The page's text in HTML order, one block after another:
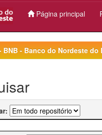
Página principal
BNB - Banco do Nordeste do